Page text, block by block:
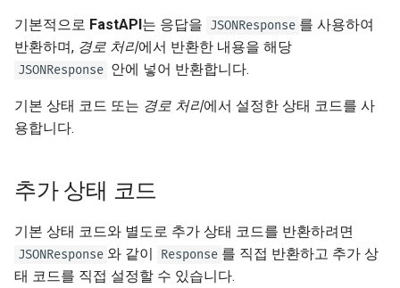
ko - 한국어
pt - português
tr - Türkçe
쿼리 매개변수 모델
본문 - 다중 매개변수
본문 - 필드
본문 - 중첩 모델
요청 예제 데이터 선언
추가 데이터 자료형
FastAPI 배포하기
서버 워커 - 워커와 함께 사용
하는 Uvicorn
컨테이너의 FastAPI - 도커
OpenAPI 확장하기
입력과 출력에 대해 OpenAPI
스키마를 분리할지 여부
체 호스팅)
Swagger UI 구성
데이터베이스 테스트하기
Dependencies - Depends()
and Security()
APIRouter class
Background Tasks -
Request class
WebSockets
FastAPI and friends
newsletter
기본적으로 FastAPI는 응답을 JSONResponse 를 사용하여
반환하며, 경로 처리에서 반환한 내용을 해당
JSONResponse 안에 넣어 반환합니다.
기본 상태 코드 또는 경로 처리에서 설정한 상태 코드를 사
용합니다.
추가 상태 코드
기본 상태 코드와 별도로 추가 상태 코드를 반환하려면
JSONResponse 와 같이 Response 를 직접 반환하고 추가 상
태 코드를 직접 설정할 수 있습니다.